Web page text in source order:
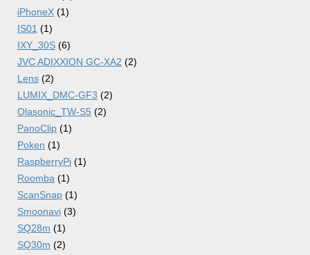
iPhoneX (1)
IS01 (1)
IXY_30S (6)
JVC ADIXXION GC-XA2 (2)
Lens (2)
LUMIX_DMC-GF3 (2)
Olasonic_TW-S5 (2)
PanoClip (1)
Poken (1)
RaspberryPi (1)
Roomba (1)
ScanSnap (1)
Smoonavi (3)
SQ28m (1)
SQ30m (2)